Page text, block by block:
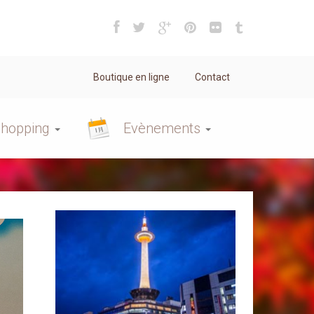
Boutique en ligne Contact
Evènements